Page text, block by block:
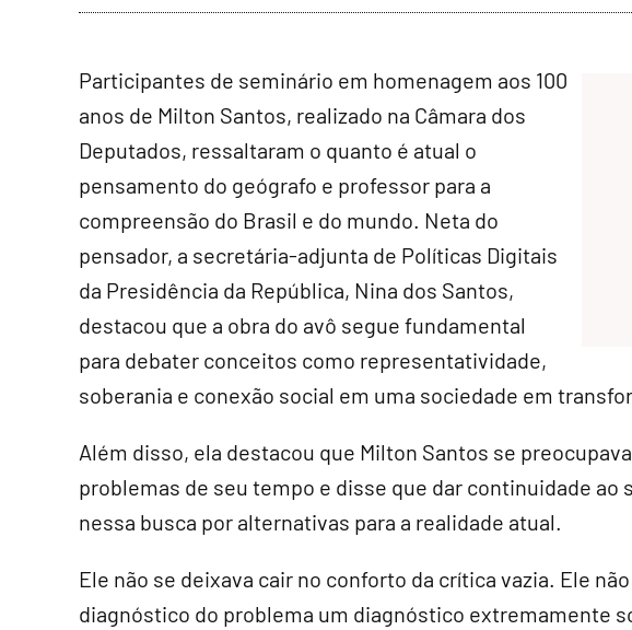
Participantes de seminário em homenagem aos 100
anos de Milton Santos, realizado na Câmara dos
Deputados, ressaltaram o quanto é atual o
pensamento do geógrafo e professor para a
compreensão do Brasil e do mundo. Neta do
pensador, a secretária-adjunta de Políticas Digitais
da Presidência da República, Nina dos Santos,
destacou que a obra do avô segue fundamental
para debater conceitos como representatividade,
soberania e conexão social em uma sociedade em
Além disso, ela destacou que Milton Santos se
problemas de seu tempo e disse que dar continuidade
nessa busca por alternativas para a realidade atual.
Ele não se deixava cair no conforto da crítica vazia. Ele
diagnóstico do problema um diagnóstico extremamente